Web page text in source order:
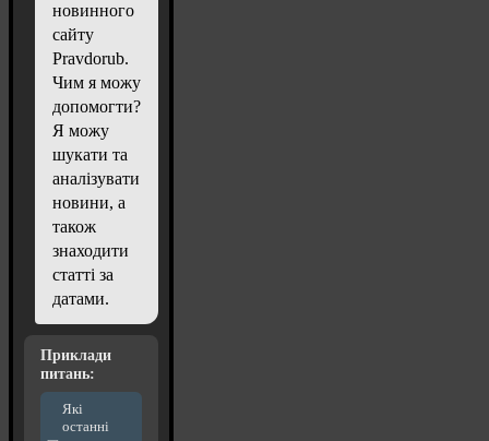
новинного
сайту
Pravdorub.
Чим я можу
допомогти?
Я можу
шукати та
аналізувати
новини, а
також
знаходити
статті за
датами.
Приклади
питань:
Які
останні